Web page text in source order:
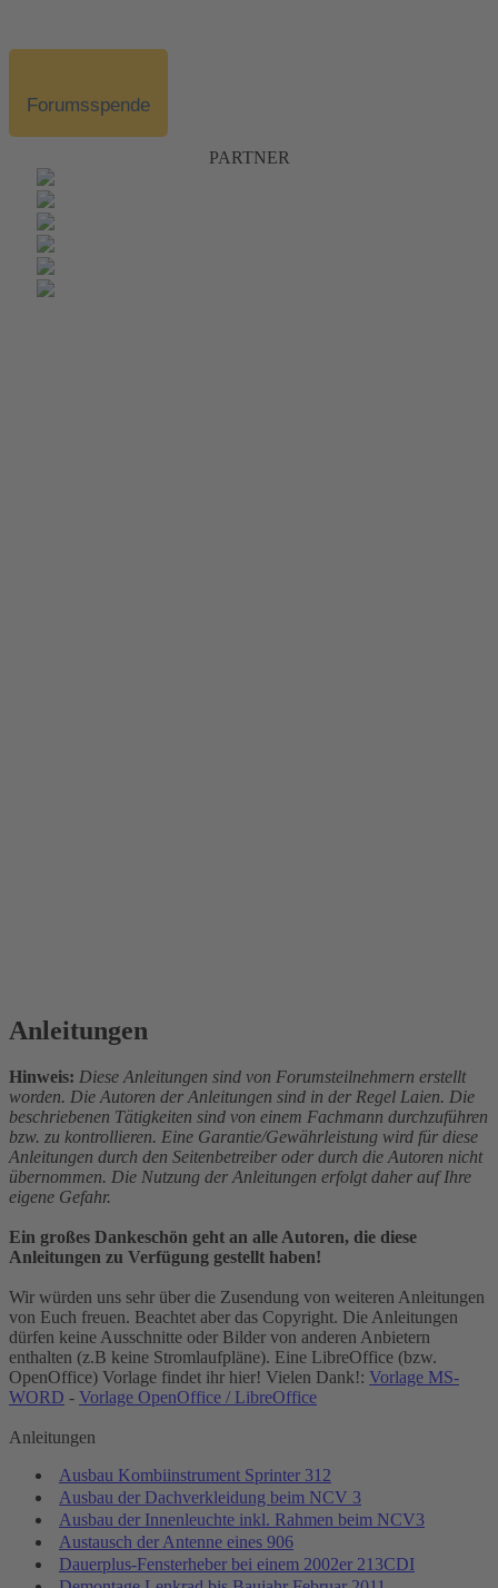
Forumsspende
PARTNER
Anleitungen
Hinweis: Diese Anleitungen sind von Forumsteilnehmern erstellt
worden. Die Autoren der Anleitungen sind in der Regel Laien. Die
beschriebenen Tätigkeiten sind von einem Fachmann durchzuführen
bzw. zu kontrollieren. Eine Garantie/Gewährleistung wird für diese
Anleitungen durch den Seitenbetreiber oder durch die Autoren nicht
übernommen. Die Nutzung der Anleitungen erfolgt daher auf Ihre
eigene Gefahr.
Ein großes Dankeschön geht an alle Autoren, die diese
Anleitungen zu Verfügung gestellt haben!
Wir würden uns sehr über die Zusendung von weiteren Anleitungen
von Euch freuen. Beachtet aber das Copyright. Die Anleitungen
dürfen keine Ausschnitte oder Bilder von anderen Anbietern
enthalten (z.B keine Stromlaufpläne). Eine LibreOffice (bzw.
OpenOffice) Vorlage findet ihr hier! Vielen Dank!: Vorlage MS-
WORD - Vorlage OpenOffice / LibreOffice
Anleitungen
Ausbau Kombiinstrument Sprinter 312
Ausbau der Dachverkleidung beim NCV 3
Ausbau der Innenleuchte inkl. Rahmen beim NCV3
Austausch der Antenne eines 906
Dauerplus-Fensterheber bei einem 2002er 213CDI